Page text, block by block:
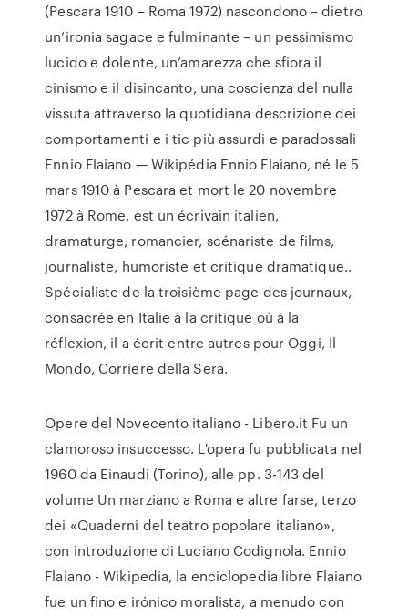
(Pescara 1910 – Roma 1972) nascondono – dietro
un’ironia sagace e fulminante – un pessimismo
lucido e dolente, un’amarezza che sfiora il
cinismo e il disincanto, una coscienza del nulla
vissuta attraverso la quotidiana descrizione dei
comportamenti e i tic più assurdi e paradossali
Ennio Flaiano — Wikipédia Ennio Flaiano, né le 5
mars 1910 à Pescara et mort le 20 novembre
1972 à Rome, est un écrivain italien,
dramaturge, romancier, scénariste de films,
journaliste, humoriste et critique dramatique..
Spécialiste de la troisième page des journaux,
consacrée en Italie à la critique où à la
réflexion, il a écrit entre autres pour Oggi, Il
Mondo, Corriere della Sera.
Opere del Novecento italiano - Libero.it Fu un
clamoroso insuccesso. L'opera fu pubblicata nel
1960 da Einaudi (Torino), alle pp. 3-143 del
volume Un marziano a Roma e altre farse, terzo
dei «Quaderni del teatro popolare italiano»,
con introduzione di Luciano Codignola. Ennio
Flaiano - Wikipedia, la enciclopedia libre Flaiano
fue un fino e irónico moralista, a menudo con